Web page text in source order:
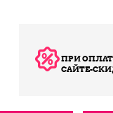
ПРИ
САЙТЕ-